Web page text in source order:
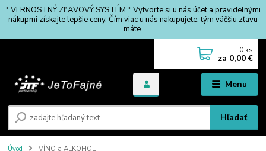
* VERNOSTNÝ ZĽAVOVÝ SYSTÉM * Vytvorte si u nás účet a pravidelnými
nákupmi získajte lepšie ceny. Čím viac u nás nakupujete, tým väčšiu zľavu
máte.
Menu
Hľadať
0 ks
za 0,00 €
Úvod VÍNO a ALKOHOL